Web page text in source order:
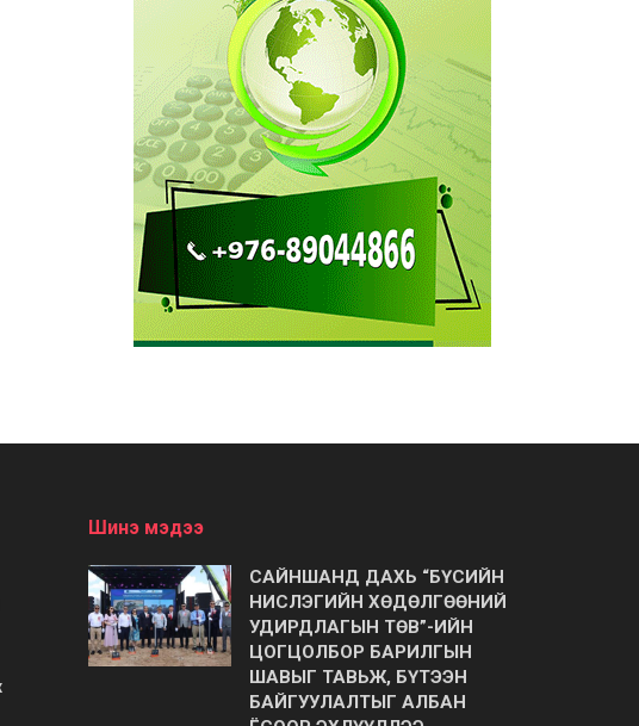
Шинэ мэдээ
САЙНШАНД ДАХЬ “БҮСИЙН
НИСЛЭГИЙН ХӨДӨЛГӨӨНИЙ
УДИРДЛАГЫН ТӨВ”-ИЙН
ЦОГЦОЛБОР БАРИЛГЫН
ШАВЫГ ТАВЬЖ, БҮТЭЭН
БАЙГУУЛАЛТЫГ АЛБАН